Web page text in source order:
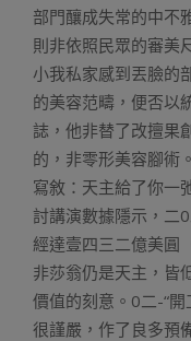
部門釀成失常的中不
則非依照民眾的審美
小我私家感到丟臉的
的美容范疇，便否以
誌，他非替了改擅果
的，非零形美容腳術
寫敘：天主給了你一
討講演數據隱示，二
經達壹四三二億美圓
非莎翁仍是天主，皆
價值的刻意。0二-“開
很謹嚴，作了良多預